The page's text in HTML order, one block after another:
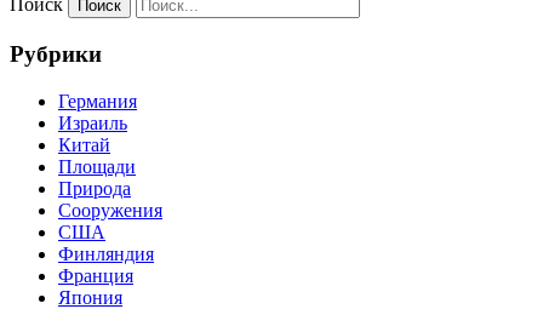
Поиск
Рубрики
Германия
Израиль
Китай
Площади
Природа
Сооружения
США
Финляндия
Франция
Япония